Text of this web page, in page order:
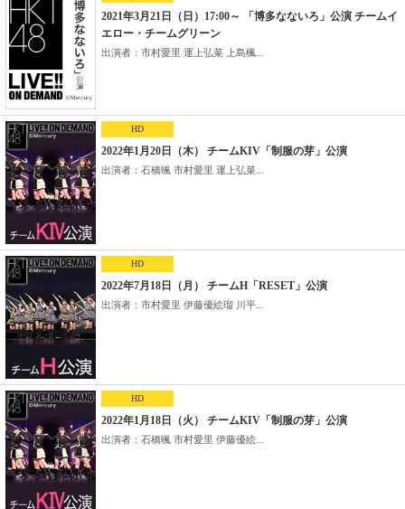
2021年3月21日（日）17:00～ 「博多なないろ」公演 チームイ
エロー・チームグリーン
出演者：市村愛里 運上弘菜 上島楓...
HD
2022年1月20日（木） チームKIV「制服の芽」公演
出演者：石橋颯 市村愛里 運上弘菜...
HD
2022年7月18日（月） チームH「RESET」公演
出演者：市村愛里 伊藤優絵瑠 川平...
HD
2022年1月18日（火） チームKIV「制服の芽」公演
出演者：石橋颯 市村愛里 伊藤優絵...